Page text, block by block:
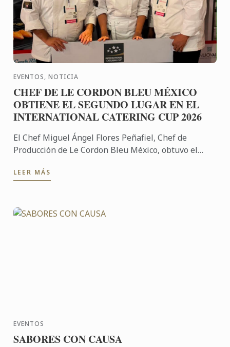
EVENTOS, NOTICIA
CHEF DE LE CORDON BLEU MÉXICO
OBTIENE EL SEGUNDO LUGAR EN EL
INTERNATIONAL CATERING CUP 2026
El Chef Miguel Ángel Flores Peñafiel, Chef de
Producción de Le Cordon Bleu México, obtuvo el
2026, destacando el ...
LEER MÁS
EVENTOS
SABORES CON CAUSA